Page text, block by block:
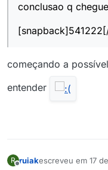
conclusao q
começando a
entender
R ruiakescreveu em 17
última edição por